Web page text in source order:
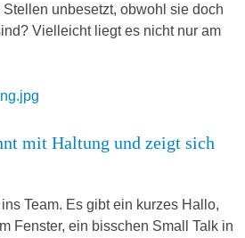
unbesetzt, obwohl sie doch
Vielleicht liegt es nicht nur am
mit Haltung und zeigt sich
Team. Es gibt ein kurzes Hallo,
Fenster, ein bisschen Small Talk in